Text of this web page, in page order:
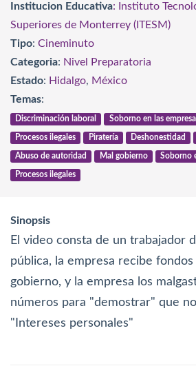
Institucion Educativa: Instituto
Superiores de Monterrey (ITESM)
Tipo: Cineminuto
Categoria: Nivel Preparatoria
Estado: Hidalgo, México
Temas:
Discriminación laboral Soborno en las
Procesos ilegales Piratería Deshonestidad
Abuso de autoridad Mal gobierno Soborno
Procesos ilegales
Sinopsis
El video consta de un trabajador
pública, la empresa recibe fondos
gobierno, y la empresa los
números para "demostrar" que
"Intereses personales"